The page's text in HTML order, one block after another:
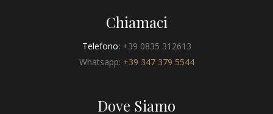
Chiamaci
Telefono: +39 0835 312613
Whatsapp: +39 347 379 5544
Dove Siamo